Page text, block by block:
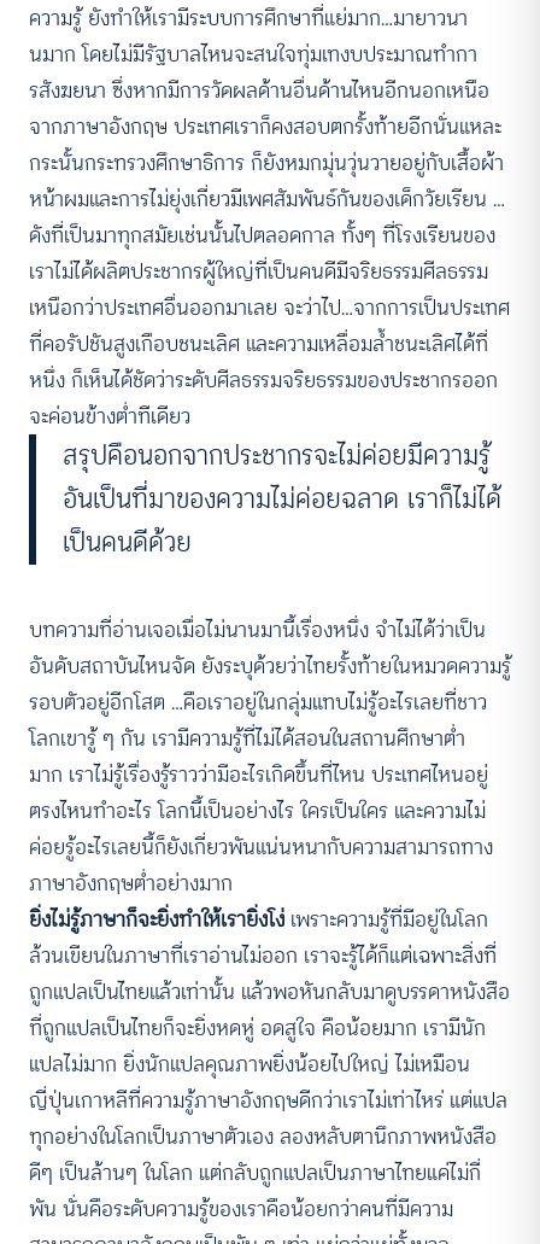
ความรู้ ยังทำให้เรามีระบบการศึกษาที่แย่มาก…มายาวนา
นมาก โดยไม่มีรัฐบาลไหนจะสนใจทุ่มเทงบประมาณทำกา
รสังฆยนา ซึ่งหากมีการวัดผลด้านอื่นด้านไหนอีกนอกเหนือ
จากภาษาอังกฤษ ประเทศเราก็คงสอบตกรั้งท้ายอีกนั่นแหละ
กระนั้นกระทรวงศึกษาธิการ ก็ยังหมกมุ่นวุ่นวายอยู่กับเสื้อผ้า
หน้าผมและการไม่ยุ่งเกี่ยวมีเพศสัมพันธ์กันของเด็กวัยเรียน …
ดังที่เป็นมาทุกสมัยเช่นนั้นไปตลอดกาล ทั้งๆ ที่โรงเรียนของ
เราไม่ได้ผลิตประชากรผู้ใหญ่ที่เป็นคนดีมีจริยธรรมศีลธรรม
เหนือกว่าประเทศอื่นออกมาเลย จะว่าไป…จากการเป็นประเทศ
ที่คอรัปชันสูงเกือบชนะเลิศ และความเหลื่อมล้ำชนะเลิศได้ที่
หนึ่ง ก็เห็นได้ชัดว่าระดับศีลธรรมจริยธรรมของประชากรออก
จะค่อนข้างต่ำทีเดียว
สรุปคือนอกจากประชากรจะไม่ค่อยมีความรู้
อันเป็นที่มาของความไม่ค่อยฉลาด เราก็ไม่ได้
เป็นคนดีด้วย
บทความที่อ่านเจอเมื่อไม่นานมานี้เรื่องหนึ่ง จำไม่ได้ว่าเป็น
อันดับสถาบันไหนจัด ยังระบุด้วยว่าไทยรั้งท้ายในหมวดความรู้
รอบตัวอยู่อีกโสต …คือเราอยู่ในกลุ่มแทบไม่รู้อะไรเลยที่ชาว
โลกเขารู้ ๆ กัน เรามีความรู้ที่ไม่ได้สอนในสถานศึกษาต่ำ
มาก เราไม่รู้เรื่องรู้ราวว่ามีอะไรเกิดขึ้นที่ไหน ประเทศไหนอยู่
ตรงไหนทำอะไร โลกนี้เป็นอย่างไร ใครเป็นใคร และความไม่
ค่อยรู้อะไรเลยนี้ก็ยังเกี่ยวพันแน่นหนากับความสามารถทาง
ภาษาอังกฤษต่ำอย่างมาก
ยิ่งไม่รู้ภาษาก็จะยิ่งทำให้เรายิ่งโง่ เพราะความรู้ที่มีอยู่ในโลก
ล้วนเขียนในภาษาที่เราอ่านไม่ออก เราจะรู้ได้ก็แต่เฉพาะสิ่งที่
ถูกแปลเป็นไทยแล้วเท่านั้น แล้วพอหันกลับมาดูบรรดาหนังสือ
ที่ถูกแปลเป็นไทยก็จะยิ่งหดหู่ อดสูใจ คือน้อยมาก เรามีนัก
แปลไม่มาก ยิ่งนักแปลคุณภาพยิ่งน้อยไปใหญ่ ไม่เหมือน
ญี่ปุ่นเกาหลีที่ความรู้ภาษาอังกฤษดีกว่าเราไม่เท่าไหร่ แต่แปล
ทุกอย่างในโลกเป็นภาษาตัวเอง ลองหลับตานึกภาพหนังสือ
ดีๆ เป็นล้านๆ ในโลก แต่กลับถูกแปลเป็นภาษาไทยแค่ไม่กี่
พัน นั่นคือระดับความรู้ของเราคือน้อยกว่าคนที่มีความ